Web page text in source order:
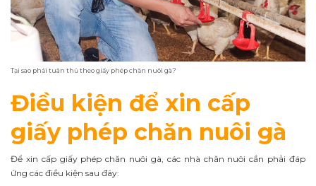
Tại sao phải tuân thủ theo giấy phép chăn nuôi gà?
Điều kiện để xin cấp
giấy phép chăn nuôi gà
Để xin cấp giấy phép chăn nuôi gà, các nhà chăn nuôi cần phải đáp
ứng các điều kiện sau đây: